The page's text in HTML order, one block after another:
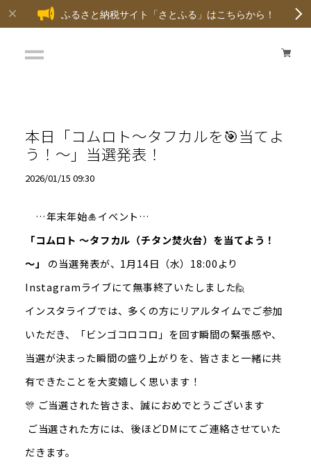
ふるさと納税サイト「さとふる」はこちらから！
本日「コムロト～タフカルを🎯当てよ
う！～」当選発表！
2026/01/15 09:30
…年末年始🎍イベント…
「コムロト ～タフカル（チタン焚火台）を当てよう！
～」
の当選発表が、1月14日（水）18:00より
Instagramライブにて無事終了いたしました🙋
インスタライブでは、多くの方にリアルタイムでご参加
いただき、「ビンゴコロコロ」を回す瞬間の緊張感や、
当選が決まった瞬間の盛り上がりを、皆さまと一緒に共
有できたことを大変嬉しく思います！
🎊 ご当選された皆さま、誠におめでとうございます
ご当選された方には、後ほどDMにてご連絡させていた
だきます。